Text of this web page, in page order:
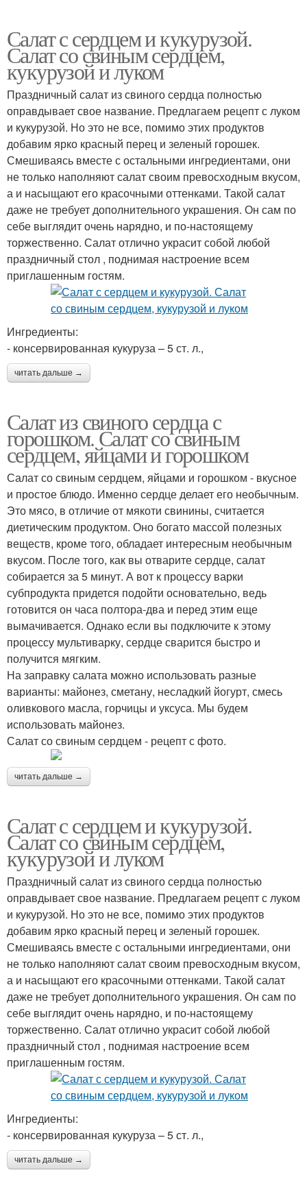
Салат с сердцем и кукурузой.
Салат со свиным сердцем,
кукурузой и луком
Праздничный салат из свиного сердца полностью
оправдывает свое название. Предлагаем рецепт с луком
и кукурузой. Но это не все, помимо этих продуктов
добавим ярко красный перец и зеленый горошек.
Смешиваясь вместе с остальными ингредиентами, они
не только наполняют салат своим превосходным вкусом,
а и насыщают его красочными оттенками. Такой салат
даже не требует дополнительного украшения. Он сам по
себе выглядит очень нарядно, и по-настоящему
торжественно. Салат отлично украсит собой любой
праздничный стол , поднимая настроение всем
приглашенным гостям.
Ингредиенты:
- консервированная кукуруза – 5 ст. л.,
читать дальше →
Салат из свиного сердца с
горошком. Салат со свиным
сердцем, яйцами и горошком
Салат со свиным сердцем, яйцами и горошком - вкусное
и простое блюдо. Именно сердце делает его необычным.
Это мясо, в отличие от мякоти свинины, считается
диетическим продуктом. Оно богато массой полезных
веществ, кроме того, обладает интересным необычным
вкусом. После того, как вы отварите сердце, салат
собирается за 5 минут. А вот к процессу варки
субпродукта придется подойти основательно, ведь
готовится он часа полтора-два и перед этим еще
вымачивается. Однако если вы подключите к этому
процессу мультиварку, сердце сварится быстро и
получится мягким.
На заправку салата можно использовать разные
варианты: майонез, сметану, несладкий йогурт, смесь
оливкового масла, горчицы и уксуса. Мы будем
использовать майонез.
Салат со свиным сердцем - рецепт с фото.
читать дальше →
Салат с сердцем и кукурузой.
Салат со свиным сердцем,
кукурузой и луком
Праздничный салат из свиного сердца полностью
оправдывает свое название. Предлагаем рецепт с луком
и кукурузой. Но это не все, помимо этих продуктов
добавим ярко красный перец и зеленый горошек.
Смешиваясь вместе с остальными ингредиентами, они
не только наполняют салат своим превосходным вкусом,
а и насыщают его красочными оттенками. Такой салат
даже не требует дополнительного украшения. Он сам по
себе выглядит очень нарядно, и по-настоящему
торжественно. Салат отлично украсит собой любой
праздничный стол , поднимая настроение всем
приглашенным гостям.
Ингредиенты:
- консервированная кукуруза – 5 ст. л.,
читать дальше →